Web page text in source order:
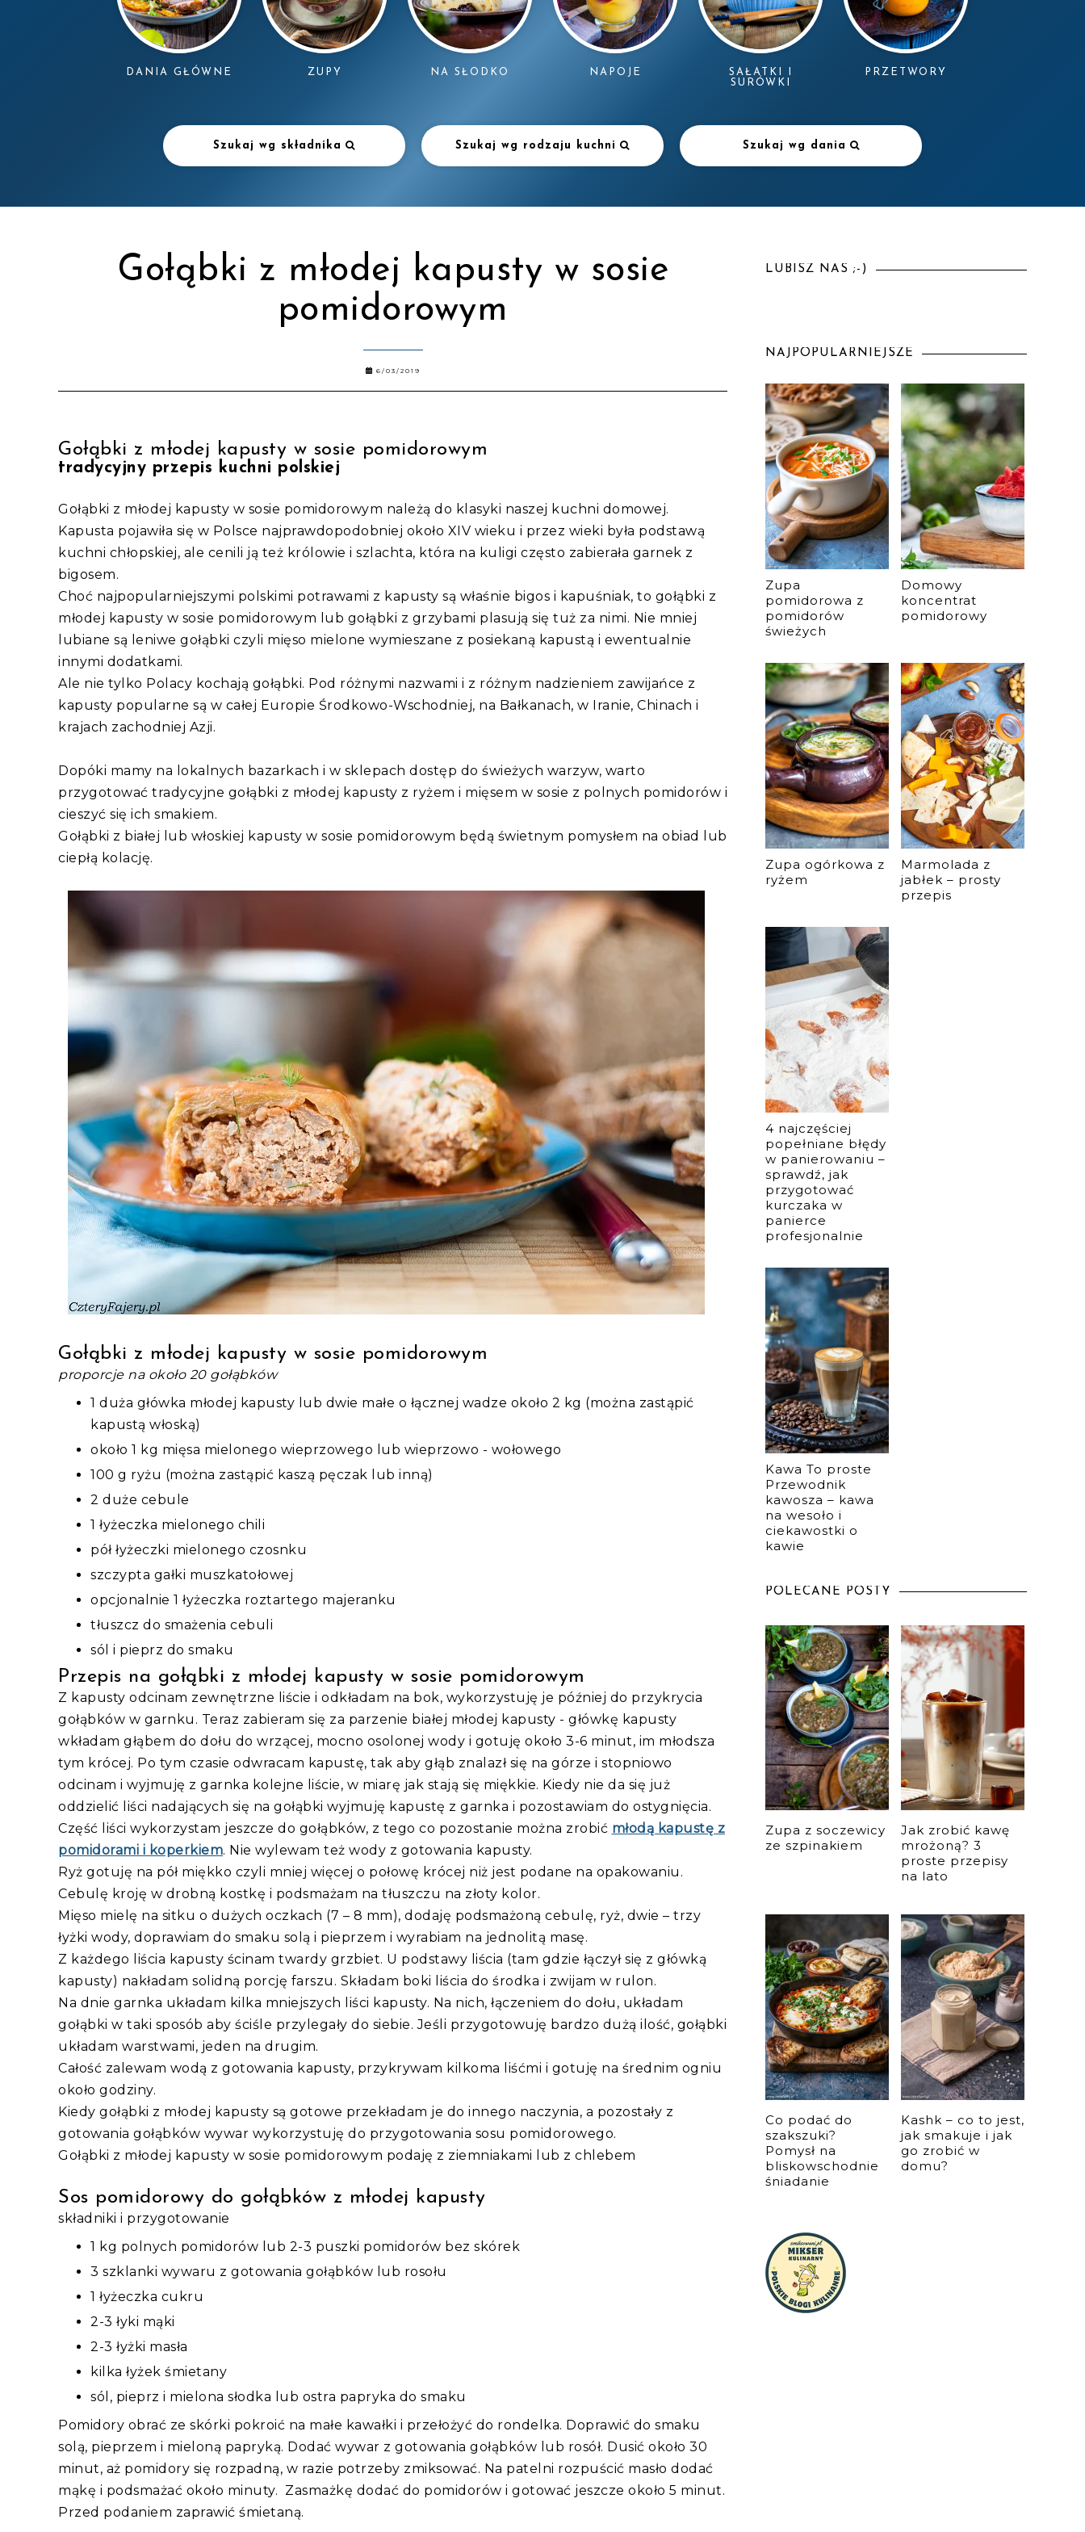
DANIA GŁÓWNE ZUPY NA SŁODKO NAPOJE
SAŁATKI I
SURÓWKI
PRZETWORY
Szukaj wg składnika Szukaj wg rodzaju kuchni Szukaj wg dania
Gołąbki z młodej kapusty w sosie
pomidorowym
6/03/2019
Gołąbki z młodej kapusty w sosie pomidorowym
tradycyjny przepis kuchni polskiej
Gołąbki z młodej kapusty w sosie pomidorowym należą do klasyki naszej kuchni domowej.
Kapusta pojawiła się w Polsce najprawdopodobniej około XIV wieku i przez wieki była podstawą
kuchni chłopskiej, ale cenili ją też królowie i szlachta, która na kuligi często zabierała garnek z
bigosem.
Choć najpopularniejszymi polskimi potrawami z kapusty są właśnie bigos i kapuśniak, to gołąbki z
młodej kapusty w sosie pomidorowym lub gołąbki z grzybami plasują się tuż za nimi. Nie mniej
lubiane są leniwe gołąbki czyli mięso mielone wymieszane z posiekaną kapustą i ewentualnie
innymi dodatkami.
Ale nie tylko Polacy kochają gołąbki. Pod różnymi nazwami i z różnym nadzieniem zawijańce z
kapusty popularne są w całej Europie Środkowo-Wschodniej, na Bałkanach, w Iranie, Chinach i
krajach zachodniej Azji.
Dopóki mamy na lokalnych bazarkach i w sklepach dostęp do świeżych warzyw, warto
przygotować tradycyjne gołąbki z młodej kapusty z ryżem i mięsem w sosie z polnych pomidorów i
cieszyć się ich smakiem.
Gołąbki z białej lub włoskiej kapusty w sosie pomidorowym będą świetnym pomysłem na obiad lub
ciepłą kolację.
Gołąbki z młodej kapusty w sosie pomidorowym
proporcje na około 20 gołąbków
1 duża główka młodej kapusty lub dwie małe o łącznej wadze około 2 kg (można zastąpić
kapustą włoską)
około 1 kg mięsa mielonego wieprzowego lub wieprzowo - wołowego
100 g ryżu (można zastąpić kaszą pęczak lub inną)
2 duże cebule
1 łyżeczka mielonego chili
pół łyżeczki mielonego czosnku
szczypta gałki muszkatołowej
opcjonalnie 1 łyżeczka roztartego majeranku
tłuszcz do smażenia cebuli
sól i pieprz do smaku
Przepis na gołąbki z młodej kapusty w sosie pomidorowym
Z kapusty odcinam zewnętrzne liście i odkładam na bok, wykorzystuję je później do przykrycia
gołąbków w garnku. Teraz zabieram się za parzenie białej młodej kapusty - główkę kapusty
wkładam głąbem do dołu do wrzącej, mocno osolonej wody i gotuję około 3-6 minut, im młodsza
tym krócej. Po tym czasie odwracam kapustę, tak aby głąb znalazł się na górze i stopniowo
odcinam i wyjmuję z garnka kolejne liście, w miarę jak stają się miękkie. Kiedy nie da się już
oddzielić liści nadających się na gołąbki wyjmuję kapustę z garnka i pozostawiam do ostygnięcia.
Część liści wykorzystam jeszcze do gołąbków, z tego co pozostanie można zrobić młodą kapustę z
pomidorami i koperkiem. Nie wylewam też wody z gotowania kapusty.
Ryż gotuję na pół miękko czyli mniej więcej o połowę krócej niż jest podane na opakowaniu.
Cebulę kroję w drobną kostkę i podsmażam na tłuszczu na złoty kolor.
Mięso mielę na sitku o dużych oczkach (7 – 8 mm), dodaję podsmażoną cebulę, ryż, dwie – trzy
łyżki wody, doprawiam do smaku solą i pieprzem i wyrabiam na jednolitą masę.
Z każdego liścia kapusty ścinam twardy grzbiet. U podstawy liścia (tam gdzie łączył się z główką
kapusty) nakładam solidną porcję farszu. Składam boki liścia do środka i zwijam w rulon.
Na dnie garnka układam kilka mniejszych liści kapusty. Na nich, łączeniem do dołu, układam
gołąbki w taki sposób aby ściśle przylegały do siebie. Jeśli przygotowuję bardzo dużą ilość, gołąbki
układam warstwami, jeden na drugim.
Całość zalewam wodą z gotowania kapusty, przykrywam kilkoma liśćmi i gotuję na średnim ogniu
około godziny.
Kiedy gołąbki z młodej kapusty są gotowe przekładam je do innego naczynia, a pozostały z
gotowania gołąbków wywar wykorzystuję do przygotowania sosu pomidorowego.
Gołąbki z młodej kapusty w sosie pomidorowym podaję z ziemniakami lub z chlebem
Sos pomidorowy do gołąbków z młodej kapusty
składniki i przygotowanie
1 kg polnych pomidorów lub 2-3 puszki pomidorów bez skórek
3 szklanki wywaru z gotowania gołąbków lub rosołu
1 łyżeczka cukru
2-3 łyki mąki
2-3 łyżki masła
kilka łyżek śmietany
sól, pieprz i mielona słodka lub ostra papryka do smaku
Pomidory obrać ze skórki pokroić na małe kawałki i przełożyć do rondelka. Doprawić do smaku
solą, pieprzem i mieloną papryką. Dodać wywar z gotowania gołąbków lub rosół. Dusić około 30
minut, aż pomidory się rozpadną, w razie potrzeby zmiksować. Na patelni rozpuścić masło dodać
mąkę i podsmażać około minuty. Zasmażkę dodać do pomidorów i gotować jeszcze około 5 minut.
Przed podaniem zaprawić śmietaną.
LUBISZ NAS ;-)
NAJPOPULARNIEJSZE
Zupa
pomidorowa z
pomidorów
świeżych
Domowy
koncentrat
pomidorowy
Zupa ogórkowa z
ryżem
Marmolada z
jabłek – prosty
przepis
4 najczęściej
popełniane błędy
w panierowaniu –
sprawdź, jak
przygotować
kurczaka w
panierce
profesjonalnie
Kawa To proste
Przewodnik
kawosza – kawa
na wesoło i
ciekawostki o
kawie
POLECANE POSTY
Zupa z soczewicy
ze szpinakiem
Jak zrobić kawę
mrożoną? 3
proste przepisy
na lato
Co podać do
szakszuki?
Pomysł na
bliskowschodnie
śniadanie
Kashk – co to jest,
jak smakuje i jak
go zrobić w
domu?